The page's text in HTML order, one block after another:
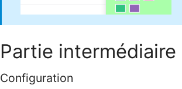
Partie intermédiaire
Configuration